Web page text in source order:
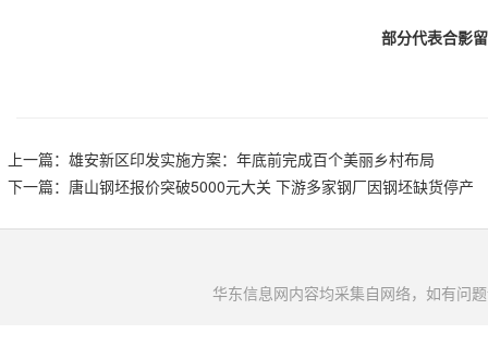
部分代表合影
上一篇： 雄安新区印发实施方案：年底前完成百个美丽乡村布局
下一篇： 唐山钢坯报价突破5000元大关 下游多家钢厂因钢坯缺货停产
华东信息网内容均采集自网络，如有问